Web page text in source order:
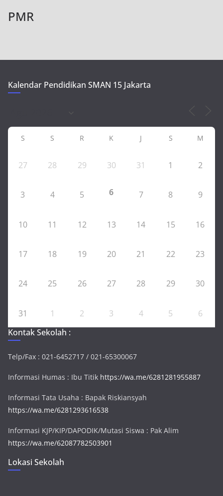
PMR
Kalendar Pendidikan SMAN 15 Jakarta
S S R K J S M
27 28 29 30 31 1 2
3 4 5 6 7 8 9
10 11 12 13 14 15 16
17 18 19 20 21 22 23
24 25 26 27 28 29 30
31 1 2 3 4 5
6
Kontak Sekolah :
Telp/Fax : 021-6452717 / 021-65300067
Informasi Humas : Ibu Titik https://wa.me/6281281955887
Informasi Tata Usaha : Bapak Riskiansyah
https://wa.me/6281293616538
Informasi KJP/KIP/DAPODIK/Mutasi Siswa : Pak Alim
https://wa.me/62087782503901
Lokasi Sekolah